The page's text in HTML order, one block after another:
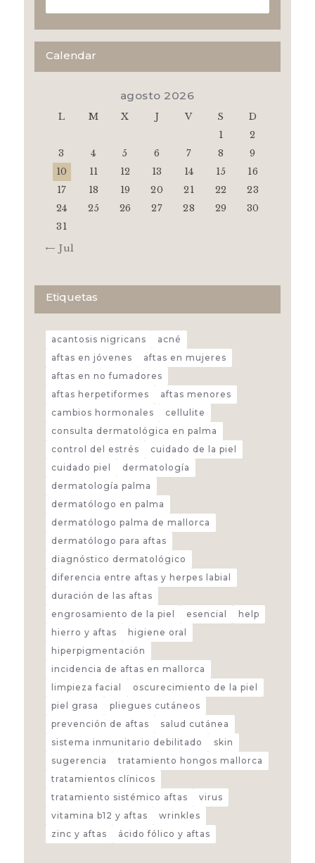
Calendar
agosto 2026
L M X J V S
D
1
2
3
4 5 6 7 8
9
10
11 12 13 14 15
16
17
18 19 20 21 22
23
24
25 26 27 28 29
30
31
« Jul
Etiquetas
acantosis nigricans
acné
aftas en jóvenes
aftas en mujeres
aftas en no fumadores
aftas herpetiformes
aftas menores
cambios hormonales
cellulite
consulta dermatológica en palma
control del estrés
cuidado de la piel
cuidado piel
dermatología
dermatología palma
dermatólogo en palma
dermatólogo palma de mallorca
dermatólogo para aftas
diagnóstico dermatológico
diferencia entre aftas y herpes labial
duración de las aftas
engrosamiento de la piel
esencial
help
hierro y aftas
higiene oral
hiperpigmentación
incidencia de aftas en mallorca
limpieza facial
oscurecimiento de la piel
piel grasa
pliegues cutáneos
prevención de aftas
salud cutánea
sistema inmunitario debilitado
skin
sugerencia
tratamiento hongos mallorca
tratamientos clínicos
tratamiento sistémico aftas
virus
vitamina b12 y aftas
wrinkles
zinc y aftas
ácido fólico y aftas